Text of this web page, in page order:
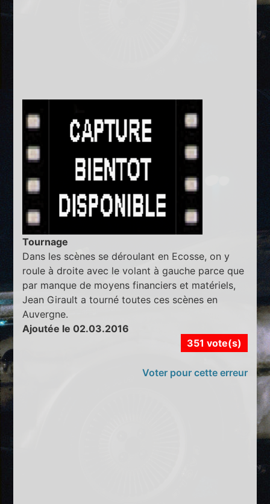
Tournage
Dans les scènes se déroulant en Ecosse, on y
roule à droite avec le volant à gauche parce que
par manque de moyens financiers et matériels,
Jean Girault a tourné toutes ces scènes en
Auvergne.
Ajoutée le 02.03.2016
351 vote(s)
Voter pour cette erreur